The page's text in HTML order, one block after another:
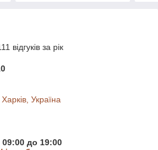
відгуків за рік
Україна
до 19:00